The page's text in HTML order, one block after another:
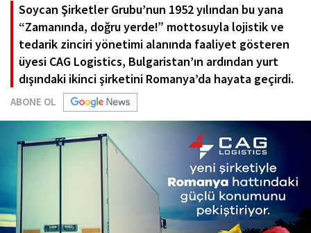
Soycan Şirketler Grubu’nun 1952 yılından bu yana
“Zamanında, doğru yerde!” mottosuyla lojistik ve
tedarik zinciri yönetimi alanında faaliyet gösteren
üyesi CAG Logistics, Bulgaristan’ın ardından yurt
dışındaki ikinci şirketini Romanya’da hayata geçirdi.
ABONE OL